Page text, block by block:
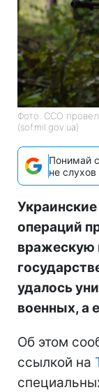
Фото: ССО
(sof.mil.gov.ua)
Понимай
не слухов
операций
вражескую
удалось
военных, а
Об этом
ссылкой на